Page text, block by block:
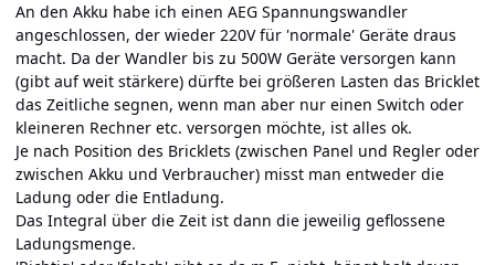
An den Akku habe ich einen AEG Spannungswandler
angeschlossen, der wieder 220V für 'normale' Geräte draus
macht. Da der Wandler bis zu 500W Geräte versorgen kann
(gibt auf weit stärkere) dürfte bei größeren Lasten das Bricklet
das Zeitliche segnen, wenn man aber nur einen Switch oder
kleineren Rechner etc. versorgen möchte, ist alles ok.
Je nach Position des Bricklets (zwischen Panel und Regler oder
zwischen Akku und Verbraucher) misst man entweder die
Ladung oder die Entladung.
Das Integral über die Zeit ist dann die jeweilig geflossene
Ladungsmenge.